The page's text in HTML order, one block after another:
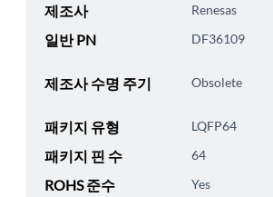
제조사 Renesas
일반 PN DF36109
제조사 수명 주기 Obsolete
패키지 유형 LQFP64
패키지 핀 수 64
ROHS 준수 Yes